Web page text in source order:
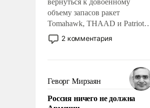
объему запасов ракет
Tomahawk, THAAD и Patriot
США потребуется более трех
лет. Даже небольшая война с
Сложившаяся ситуация
означает многолетний период
уязвимости США, например,
2 комментария
Геворг Мирзаян
Россия ничего не должна